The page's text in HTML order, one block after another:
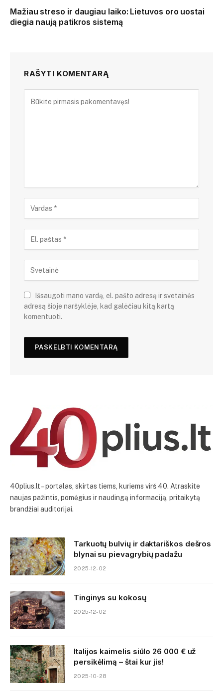
Mažiau streso ir daugiau laiko: Lietuvos oro uostai
diegia naują patikros sistemą
RAŠYTI KOMENTARĄ
Išsaugoti mano vardą, el. pašto adresą ir svetainės
adresą šioje naršyklėje, kad galėčiau kitą kartą
komentuoti.
40plius.lt – portalas, skirtas tiems, kuriems virš 40. Atraskite
naujas pažintis, pomėgius ir naudingą informaciją, pritaikytą
brandžiai auditorijai.
Tarkuotų bulvių ir daktariškos dešros
blynai su pievagrybių padažu
2025-12-02
Tinginys su kokosų
2025-12-02
Italijos kaimelis siūlo 26 000 € už
persikėlimą – štai kur jis!
2025-10-28